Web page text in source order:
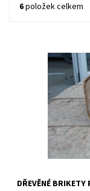
6položek celkem
Dřevěné brikety
ODBĚR NEBO PO
DODÁVKOVÉ
Dostupnost:
DŘEVĚNÉ